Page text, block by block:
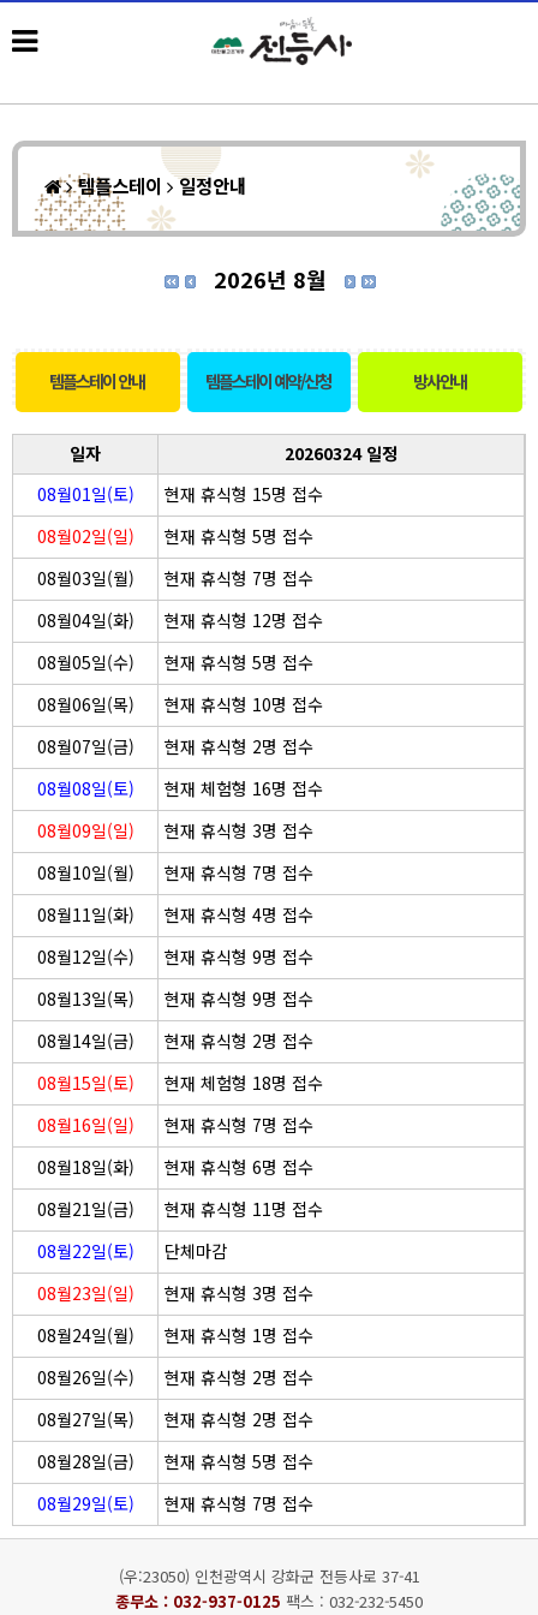
템플스테이 일정안내
2026년 8월
템플스테이 안내 템플스테이 예약/신청 방사안내
일자
20260324 일정
08월01일(토)
현재 휴식형 15명 접수
08월02일(일)
현재 휴식형 5명 접수
08월03일(월)
현재 휴식형 7명 접수
08월04일(화)
현재 휴식형 12명 접수
08월05일(수)
현재 휴식형 5명 접수
08월06일(목)
현재 휴식형 10명 접수
08월07일(금)
현재 휴식형 2명 접수
08월08일(토)
현재 체험형 16명 접수
08월09일(일)
현재 휴식형 3명 접수
08월10일(월)
현재 휴식형 7명 접수
08월11일(화)
현재 휴식형 4명 접수
08월12일(수)
현재 휴식형 9명 접수
08월13일(목)
현재 휴식형 9명 접수
08월14일(금)
현재 휴식형 2명 접수
08월15일(토)
현재 체험형 18명 접수
08월16일(일)
현재 휴식형 7명 접수
08월18일(화)
현재 휴식형 6명 접수
08월21일(금)
현재 휴식형 11명 접수
08월22일(토)
단체마감
08월23일(일)
현재 휴식형 3명 접수
08월24일(월)
현재 휴식형 1명 접수
08월26일(수)
현재 휴식형 2명 접수
08월27일(목)
현재 휴식형 2명 접수
08월28일(금)
현재 휴식형 5명 접수
08월29일(토)
현재 휴식형 7명 접수
(우:23050) 인천광역시 강화군 전등사로 37-41
종무소 : 032-937-0125 팩스 : 032-232-5450